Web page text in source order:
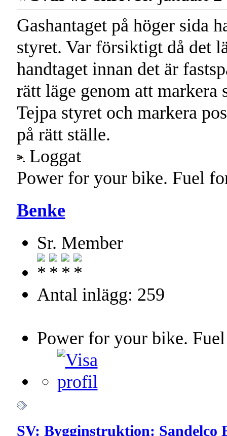
Gashantaget på höger sida
styret. Var försiktigt då det
handtaget innan det är
rätt läge genom att
Tejpa styret och markera
på rätt ställe.
Loggat
Power for your bike. Fuel
Benke
Sr. Member
Antal inlägg: 259
Power for your bike.
SV: Bygginstruktion: Sandelco